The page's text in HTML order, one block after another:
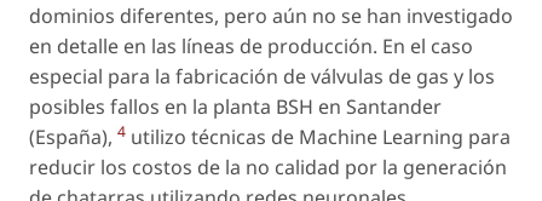
dominios diferentes, pero aún no se han investigado
en detalle en las líneas de producción. En el caso
especial para la fabricación de válvulas de gas y los
posibles fallos en la planta BSH en Santander
(España), 4 utilizo técnicas de Machine Learning para
reducir los costos de la no calidad por la generación